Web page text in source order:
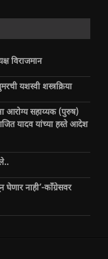
विराजमान
यशस्वी शस्त्रक्रिया
आरोग्य सहाय्यक (पुरुष)
यादव यांच्या हस्ते आदेश
नाही’-काँग्रेसवर